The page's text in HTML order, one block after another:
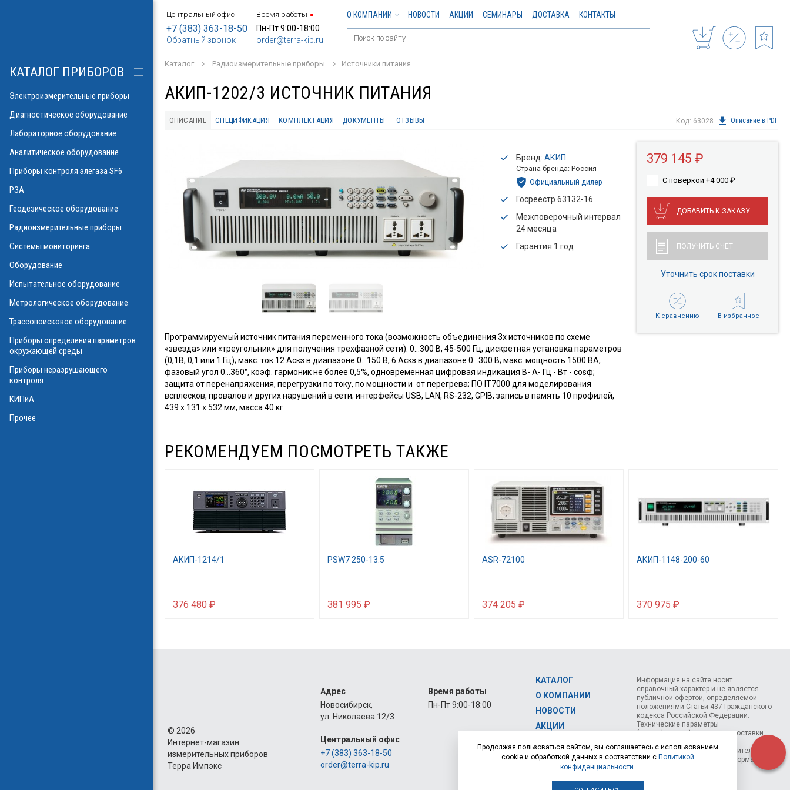
Центральный офис
+7 (383) 363-18-50
Обратный звонок
Время работы
Пн-Пт 9:00-18:00
order@terra-kip.ru
О КОМПАНИИ НОВОСТИ АКЦИИ СЕМИНАРЫ ДОСТАВКА КОНТАКТЫ
Каталог Радиоизмерительные приборы Источники питания
АКИП-1202/3 ИСТОЧНИК ПИТАНИЯ
ОПИСАНИЕ СПЕЦИФИКАЦИЯ КОМПЛЕКТАЦИЯ ДОКУМЕНТЫ ОТЗЫВЫ Код: 63028 Описание в PDF
Бренд:АКИП
Страна бренда: Россия
Официальный дилер
Госреестр 63132-16
Межповерочный интервал
24 месяца
Гарантия 1 год
Программируемый источник питания переменного тока (возможность объединения 3х источников по схеме
«звезда» или «треугольник» для получения трехфазной сети): 0...300 В, 45-500 Гц, дискретная установка параметров
(0,1В; 0,1 или 1 Гц); макс. ток 12 Аскз в диапазоне 0...150 В, 6 Аскз в диапазоне 0...300 В; макс. мощность 1500 ВА,
фазовый угол 0...360°, коэф. гармоник не более 0,5%, одновременная цифровая индикация В- А- Гц - Вт - cosф;
защита от перенапряжения, перегрузки по току, по мощности и от перегрева; ПО IT7000 для моделирования
всплесков, провалов и других нарушений в сети; интерфейсы USB, LAN, RS-232, GPIB; запись в память 10 профилей,
439 х 131 х 532 мм, масса 40 кг.
379 145 ₽
С поверкой +4 000 ₽
ДОБАВИТЬ К ЗАКАЗУ
ПОЛУЧИТЬ СЧЕТ
Уточнить срок поставки
К сравнению В избранное
РЕКОМЕНДУЕМ ПОСМОТРЕТЬ ТАКЖЕ
АКИП-1214/1
376 480 ₽
PSW7 250-13.5
381 995 ₽
ASR-72100
374 205 ₽
АКИП-1148-200-60
370 975 ₽
© 2026
Интернет-магазин
измерительных приборов
Терра Импэкс
Адрес
Новосибирск,
ул. Николаева 12/3
Время работы
Пн-Пт 9:00-18:00
Центральный офис
+7 (383) 363-18-50
order@terra-kip.ru
КАТАЛОГ
О КОМПАНИИ
НОВОСТИ
АКЦИИ
КОНТАКТЫ
Информация на сайте носит
справочный характер и не является
публичной офертой, определяемой
положениями Статьи 437 Гражданского
кодекса Российской Федерации.
Технические параметры
(спецификация) и комплект поставки
производителем без предварительного
уведомления. Уточняйте информацию у
КАТАЛОГ ПРИБОРОВ
Электроизмерительные приборы
Диагностическое оборудование
Лабораторное оборудование
Аналитическое оборудование
Приборы контроля элегаза SF6
РЗА
Геодезическое оборудование
Радиоизмерительные приборы
Системы мониторинга
Оборудование
Испытательное оборудование
Метрологическое оборудование
Трассопоисковое оборудование
Приборы определения параметров
окружающей среды
Приборы неразрушающего
контроля
КИПиА
Прочее
ноль
УФ)
инверсионной
элегаза
потерь\
и влажности
газов в масле
оборудования
масле
линий
потоков
физических
РПН
Продолжая пользоваться сайтом, вы соглашаетесь с использованием
cookie и обработкой данных в соответствии с Политикой
конфиденциальности.